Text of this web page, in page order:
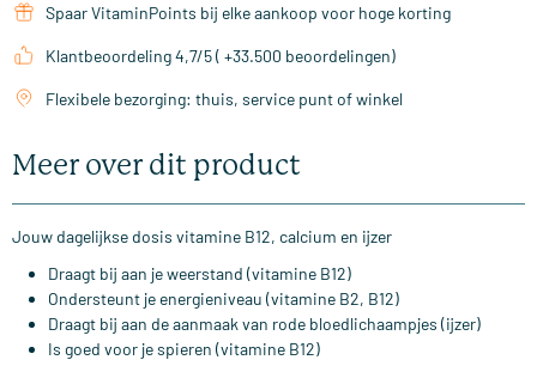
Spaar VitaminPoints bij elke aankoop voor hoge korting
Klantbeoordeling 4,7/5 ( +33.500 beoordelingen)
Flexibele bezorging: thuis, service punt of winkel
Meer over dit product
Jouw dagelijkse dosis vitamine B12, calcium en ijzer
Draagt bij aan je weerstand (vitamine B12)
Ondersteunt je energieniveau (vitamine B2, B12)
Draagt bij aan de aanmaak van rode bloedlichaampjes (ijzer)
Is goed voor je spieren (vitamine B12)